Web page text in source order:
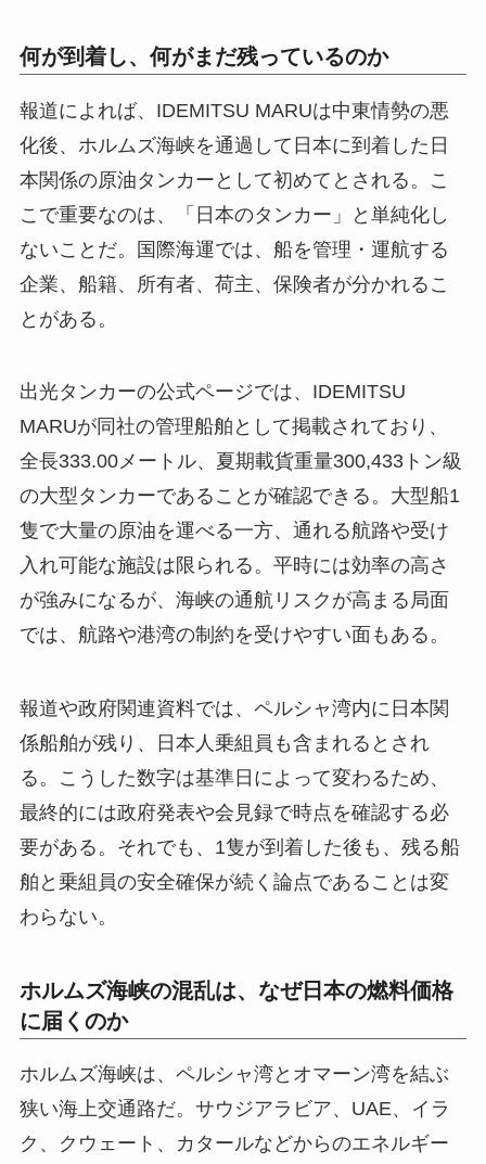
何が到着し、何がまだ残っているのか
報道によれば、IDEMITSU MARUは中東情勢の悪
化後、ホルムズ海峡を通過して日本に到着した日
本関係の原油タンカーとして初めてとされる。こ
こで重要なのは、「日本のタンカー」と単純化し
ないことだ。国際海運では、船を管理・運航する
企業、船籍、所有者、荷主、保険者が分かれるこ
とがある。
出光タンカーの公式ページでは、IDEMITSU
MARUが同社の管理船舶として掲載されており、
全長333.00メートル、夏期載貨重量300,433トン級
の大型タンカーであることが確認できる。大型船1
隻で大量の原油を運べる一方、通れる航路や受け
入れ可能な施設は限られる。平時には効率の高さ
が強みになるが、海峡の通航リスクが高まる局面
では、航路や港湾の制約を受けやすい面もある。
報道や政府関連資料では、ペルシャ湾内に日本関
係船舶が残り、日本人乗組員も含まれるとされ
る。こうした数字は基準日によって変わるため、
最終的には政府発表や会見録で時点を確認する必
要がある。それでも、1隻が到着した後も、残る船
舶と乗組員の安全確保が続く論点であることは変
わらない。
ホルムズ海峡の混乱は、なぜ日本の燃料価格
に届くのか
ホルムズ海峡は、ペルシャ湾とオマーン湾を結ぶ
狭い海上交通路だ。サウジアラビア、UAE、イラ
ク、クウェート、カタールなどからのエネルギー